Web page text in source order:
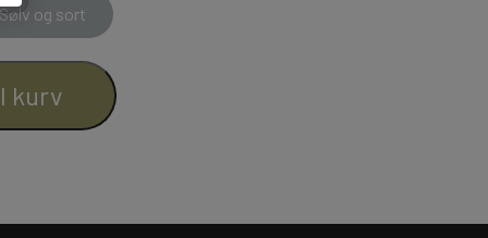
Sølv og sort
kurv